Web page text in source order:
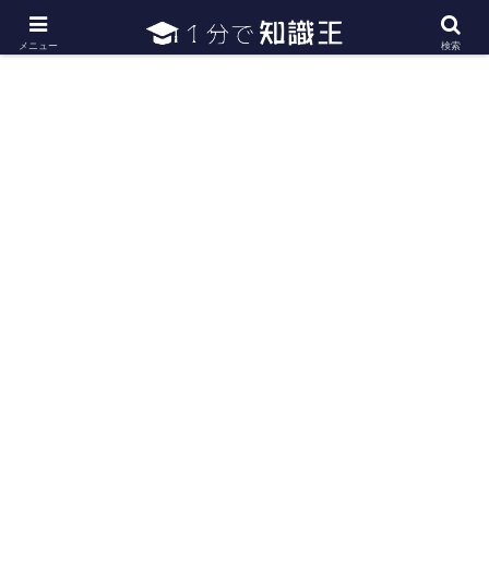
日常で必要な常識・知識や雑学・豆知識を幅広く紹介
メニュー 検索